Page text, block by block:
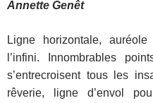
Annette Genêt
Ligne horizontale,
l’infini. Innombrables
s’entrecroisent tous les
rêverie, ligne d’envol